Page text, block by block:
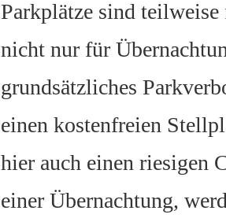
Parkplätze sind
nicht nur für
grundsätzliches
einen kostenfreien
hier auch einen riesigen
einer Übernachtung,